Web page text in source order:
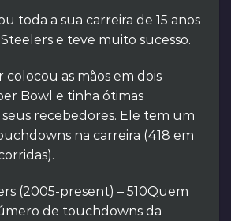
toda a sua carreira de 15 anos
e teve muito sucesso.
colocou as mãos em dois
Bowl e tinha ótimas
recebedores. Ele tem um
na carreira (418 em
(2005-present) – 510Quem
de touchdowns da